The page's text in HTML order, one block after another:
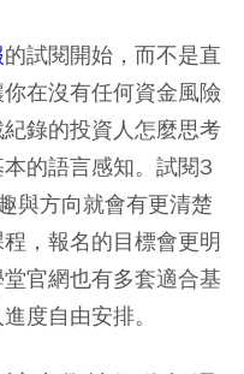
的試閱開始，而不是直
在沒有任何資金風險
錄的投資人怎麼思考
的語言感知。試閱3
與方向就會有更清楚
，報名的目標會更明
官網也有多套適合基
度自由安排。